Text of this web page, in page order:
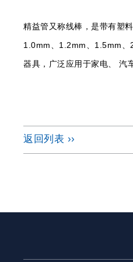
精益管又称线棒，是带有塑
1.0mm、1.2mm、1.5mm、
器具，广泛应用于家电、 汽
返回列表 ››